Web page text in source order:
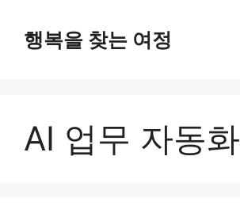
행복을 찾는 여정
AI 업무 자동화